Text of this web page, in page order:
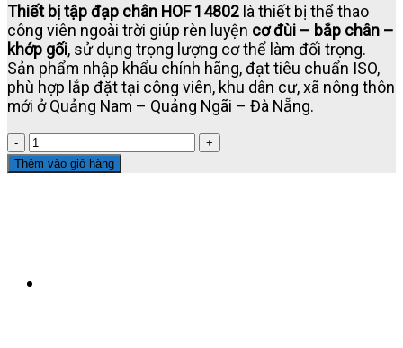
Thiết bị tập đạp chân HOF 14802 là thiết bị thể thao
công viên ngoài trời giúp rèn luyện cơ đùi – bắp chân –
khớp gối, sử dụng trọng lượng cơ thể làm đối trọng.
Sản phẩm nhập khẩu chính hãng, đạt tiêu chuẩn ISO,
phù hợp lắp đặt tại công viên, khu dân cư, xã nông thôn
mới ở Quảng Nam – Quảng Ngãi – Đà Nẵng.
THIẾT
BỊ
TẬP
Thiết
Thêm vào giỏ hàng